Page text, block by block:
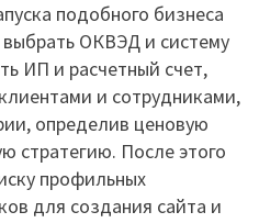
подобного бизнеса
ОКВЭД и систему
ИП и расчетный счет,
и сотрудниками,
определив ценовую
стратегию. После этого
профильных
для создания сайта и